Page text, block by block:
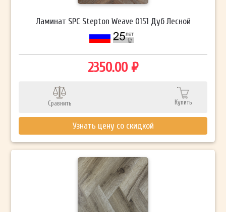
Ламинат SPC Stepton Weave 0151 Дуб Лесной
2350.00 ₽
Сравнить Купить
Узнать цену со скидкой